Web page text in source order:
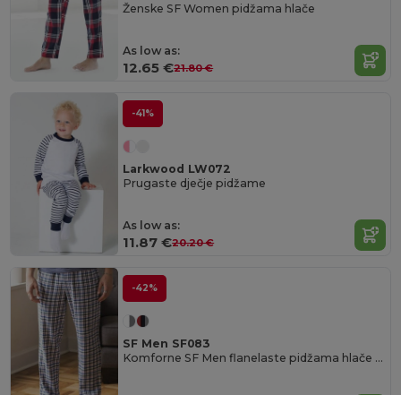
Ženske SF Women pidžama hlače
As low as:
12.65 €21.80 €
-41%
Larkwood LW072
Prugaste dječje pidžame
As low as:
11.87 €20.20 €
-42%
SF Men SF083
Komforne SF Men flanelaste pidžama hlače za muškarce